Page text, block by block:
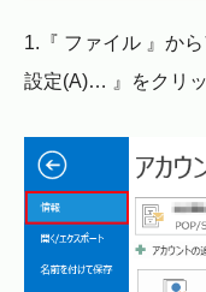
1.『 ファイル 』か
設定(A)… 』をクリッ